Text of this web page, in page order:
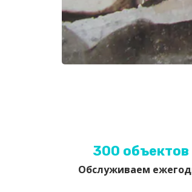
300 объектов
Обслуживаем